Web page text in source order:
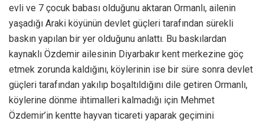
evli ve 7 çocuk babası olduğunu aktaran Ormanlı, ailenin
yaşadığı Araki köyünün devlet güçleri tarafından sürekli
baskın yapılan bir yer olduğunu anlattı. Bu baskılardan
kaynaklı Özdemir ailesinin Diyarbakır kent merkezine göç
etmek zorunda kaldığını, köylerinin ise bir süre sonra devlet
güçleri tarafından yakılıp boşaltıldığını dile getiren Ormanlı,
köylerine dönme ihtimalleri kalmadığı için Mehmet
Özdemir’in kentte hayvan ticareti yaparak geçimini